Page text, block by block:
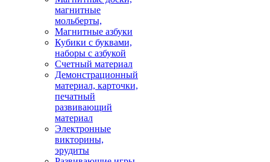
магнитные
мольберты,
Магнитные азбуки
Кубики с буквами,
наборы с азбукой
Счетный материал
Демонстрационный
материал, карточки,
печатный
развивающий
материал
Электронные
викторины,
эрудиты